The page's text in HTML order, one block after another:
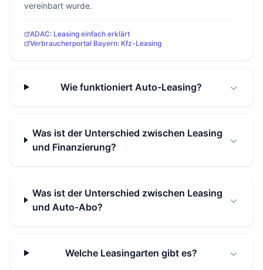
vereinbart wurde.
ADAC: Leasing einfach erklärt
Verbraucherportal Bayern: Kfz-Leasing
Wie funktioniert Auto-Leasing?
Was ist der Unterschied zwischen Leasing
und Finanzierung?
Was ist der Unterschied zwischen Leasing
und Auto-Abo?
Welche Leasingarten gibt es?